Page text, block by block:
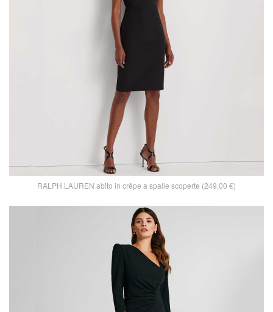
RALPH LAUREN abito in crêpe a spalle scoperte (249,00 €)